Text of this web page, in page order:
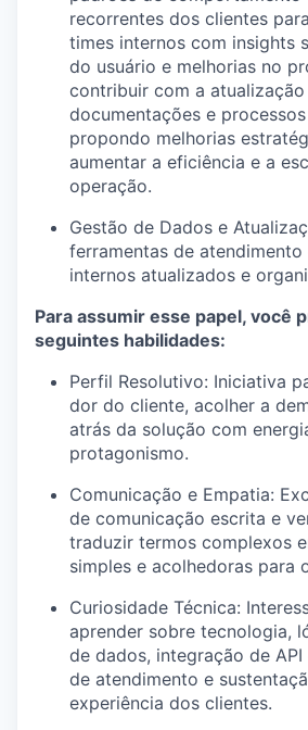
recorrentes dos clientes
times internos com insights
do usuário e melhorias no
contribuir com a
documentações e
propondo melhorias
aumentar a eficiência e a
operação.
Gestão de Dados e
ferramentas de
internos atualizados e
Para assumir esse papel, você
seguintes habilidades:
Perfil Resolutivo: Iniciativa
dor do cliente, acolher a
atrás da solução com
protagonismo.
Comunicação e Empatia:
de comunicação escrita e
traduzir termos complexos
simples e acolhedoras para
Curiosidade Técnica:
aprender sobre tecnologia,
de dados, integração de
de atendimento e
experiência dos clientes.